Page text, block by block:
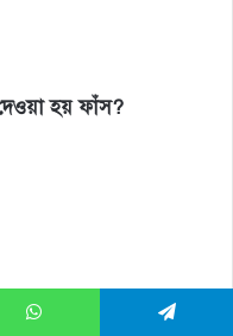
হয় ফাঁস?